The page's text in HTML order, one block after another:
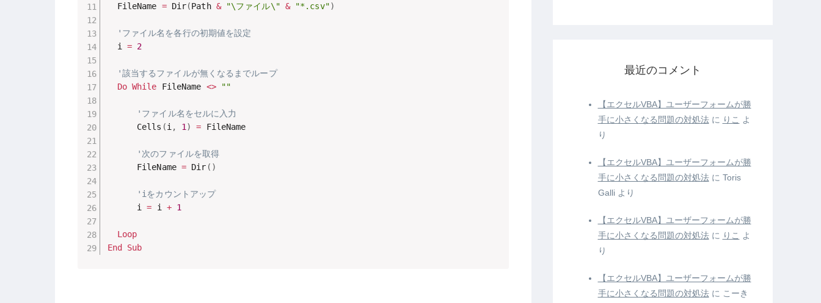
  FileName
= Dir(Path & "\ファイル\" & "*.csv")
'ファイル名を各行の初期値を設定
  i
= 2
'該当するファイルが無くなるまでループ
Do While FileName <> ""
'ファイル名をセルに入力
      Cells
(i , 1 ) = FileName
'次のファイルを取得
      FileName
= Dir ( )
'iをカウントアップ
      i
= i + 1
Loop
End
Sub
最近のコメント
【エクセルVBA】ユーザーフォームが勝
手に小さくなる問題の対処法に りこ よ
り
【エクセルVBA】ユーザーフォームが勝
手に小さくなる問題の対処法に Toris
Galliより
【エクセルVBA】ユーザーフォームが勝
手に小さくなる問題の対処法に りこ よ
り
【エクセルVBA】ユーザーフォームが勝
手に小さくなる問題の対処法に こーき